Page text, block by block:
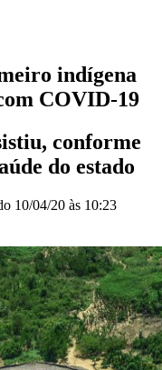
indígena
COVID-19
conforme
do estado
10/04/20 às 10:23